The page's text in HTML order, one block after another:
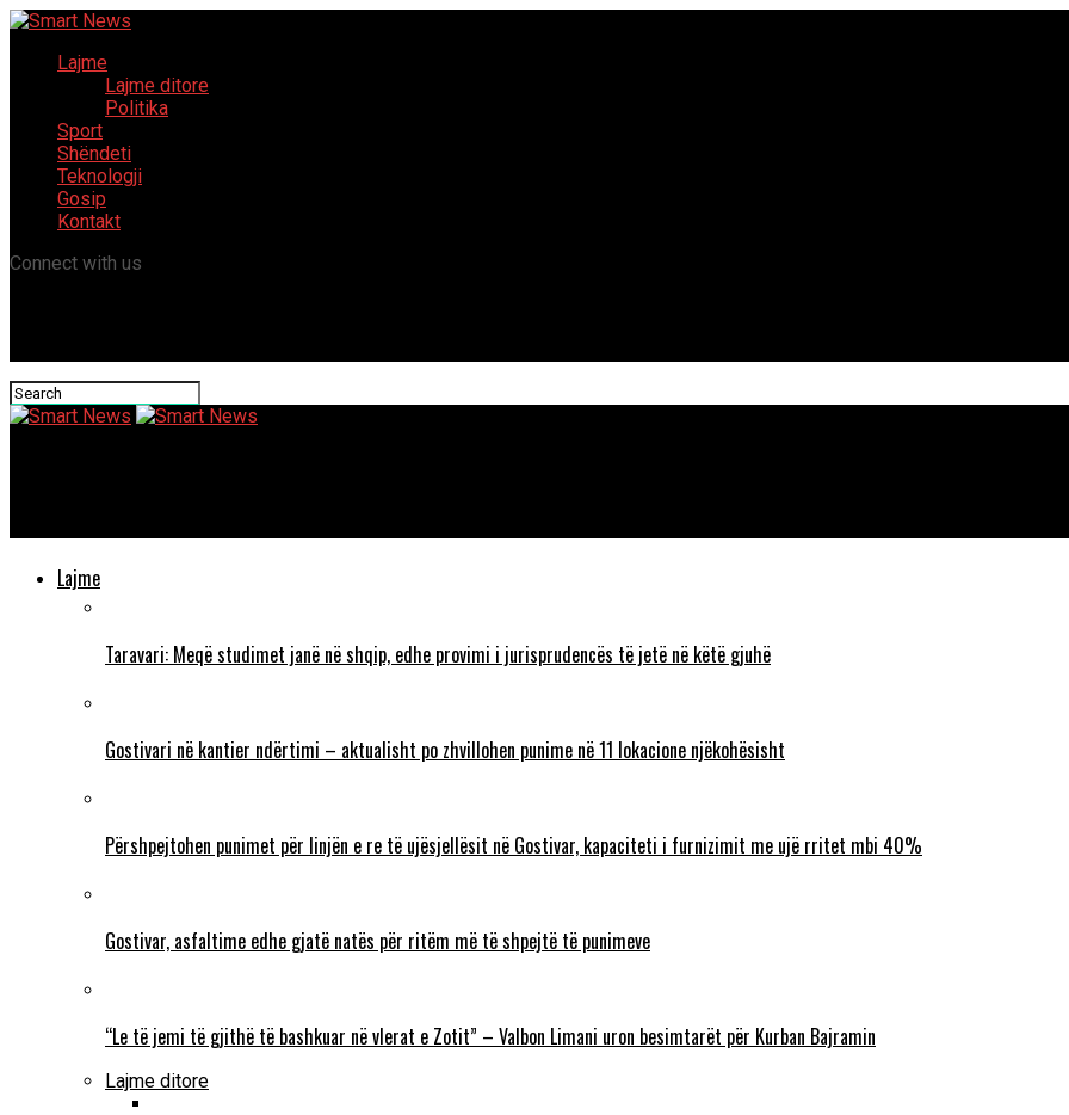
Lajme
Lajme ditore
Politika
Sport
Shëndeti
Teknologji
Gosip
Kontakt
Connect with us
Lajme
Taravari: Meqë studimet janë në shqip, edhe provimi i jurisprudencës të jetë në këtë gjuhë
Gostivari në kantier ndërtimi – aktualisht po zhvillohen punime në 11 lokacione njëkohësisht
Përshpejtohen punimet për linjën e re të ujësjellësit në Gostivar, kapaciteti i furnizimit me ujë rritet mbi 40%
Gostivar, asfaltime edhe gjatë natës për ritëm më të shpejtë të punimeve
“Le të jemi të gjithë të bashkuar në vlerat e Zotit” – Valbon Limani uron besimtarët për Kurban Bajramin
Lajme ditore